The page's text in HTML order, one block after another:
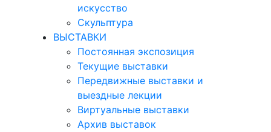
искусство
Скульптура
ВЫСТАВКИ
Постоянная экспозиция
Текущие выставки
Передвижные выставки и
выездные лекции
Виртуальные выставки
Архив выставок